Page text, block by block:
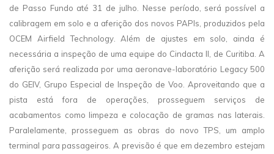
de Passo Fundo até 31 de julho. Nesse período, será possível a
calibragem em solo e a aferição dos novos PAPIs, produzidos pela
OCEM Airfield Technology. Além de ajustes em solo, ainda é
necessária a inspeção de uma equipe do Cindacta II, de Curitiba. A
aferição será realizada por uma aeronave-laboratório Legacy 500
do GEIV, Grupo Especial de Inspeção de Voo. Aproveitando que a
pista está fora de operações, prosseguem serviços de
acabamentos como limpeza e colocação de gramas nas laterais.
Paralelamente, prosseguem as obras do novo TPS, um amplo
terminal para passageiros. A previsão é que em dezembro estejam